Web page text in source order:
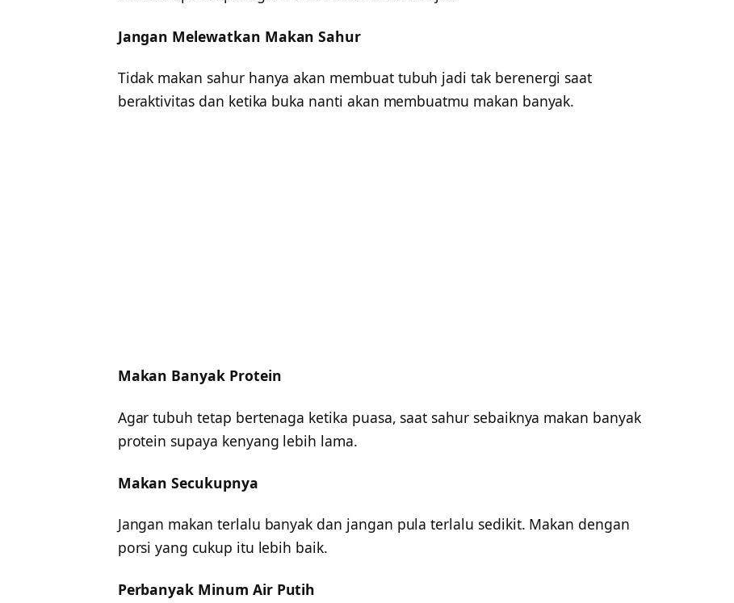
Jangan Melewatkan Makan Sahur
Tidak makan sahur hanya akan membuat tubuh jadi tak berenergi saat
beraktivitas dan ketika buka nanti akan membuatmu makan banyak.
Makan Banyak Protein
Agar tubuh tetap bertenaga ketika puasa, saat sahur sebaiknya makan banyak
protein supaya kenyang lebih lama.
Makan Secukupnya
Jangan makan terlalu banyak dan jangan pula terlalu sedikit. Makan dengan
porsi yang cukup itu lebih baik.
Perbanyak Minum Air Putih